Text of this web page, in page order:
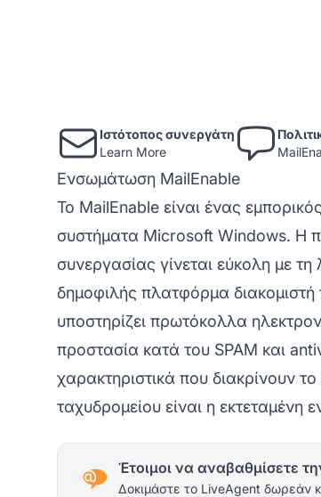
Ιστότοπος συνεργάτη
Learn More
Ενσωμάτωση MailEnable
Το MailEnable είναι ένας
συστήματα Microsoft Windows. Η
συνεργασίας γίνεται εύκολη με
δημοφιλής πλατφόρμα
υποστηρίζει πρωτόκολλα
προστασία κατά του SPAM και
χαρακτηριστικά που διακρίνουν
ταχυδρομείου είναι η
Έτοιμοι να αναβαθμίσετε
Δοκιμάστε το LiveAgent δωρεάν